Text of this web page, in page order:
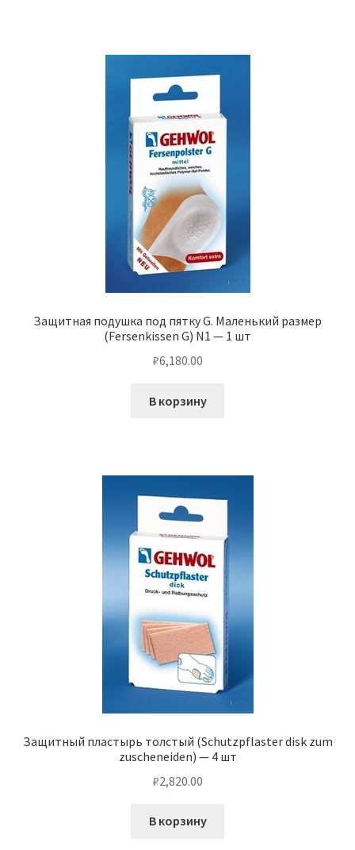
Защитная подушка под пятку G. Маленький размер
(Fersenkissen G) N1 — 1 шт
₽6,180.00
В корзину
Защитный пластырь толстый (Schutzpflaster disk zum
zuscheneiden) — 4 шт
₽2,820.00
В корзину